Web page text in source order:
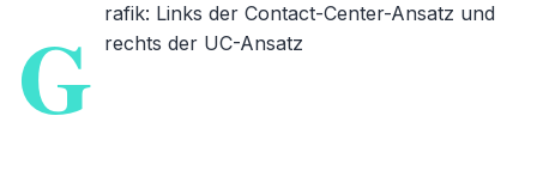
G rafik: Links der Contact-Center-Ansatz und
rechts der UC-Ansatz